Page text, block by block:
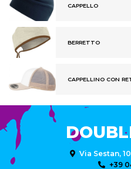
CAPPELLO
BERRETTO
CAPPELLINO CON
Via Sestan,
+39